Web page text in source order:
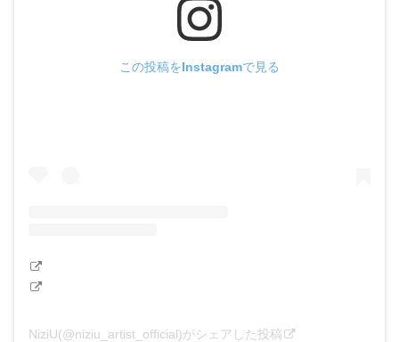
この投稿をInstagramで見る
NiziU(@niziu_artist_official)がシェアした投稿